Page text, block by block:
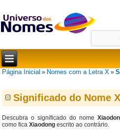
Página Inicial » Nomes com a Letra X »
Significado do Nome
Descubra o significado do nome
como ficaXiaodong escrito ao contrário.